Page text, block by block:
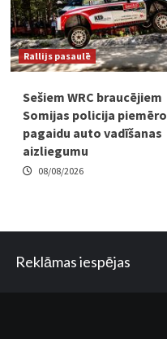
Rallijs pasaulē
Sešiem WRC braucējiem
Somijas policija piemēro
pagaidu auto vadīšanas
aizliegumu
08/08/2026
Reklāmas iespējas